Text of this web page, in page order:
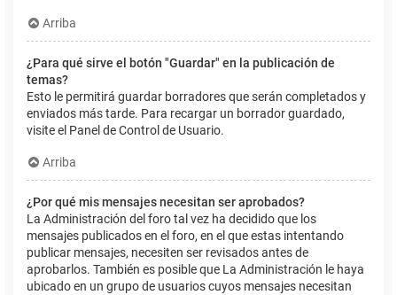
Arriba
¿Para qué sirve el botón "Guardar" en la publicación de
temas?
Esto le permitirá guardar borradores que serán completados y
enviados más tarde. Para recargar un borrador guardado,
visite el Panel de Control de Usuario.
Arriba
¿Por qué mis mensajes necesitan ser aprobados?
La Administración del foro tal vez ha decidido que los
mensajes publicados en el foro, en el que estas intentando
publicar mensajes, necesiten ser revisados antes de
aprobarlos. También es posible que La Administración le haya
ubicado en un grupo de usuarios cuyos mensajes necesitan